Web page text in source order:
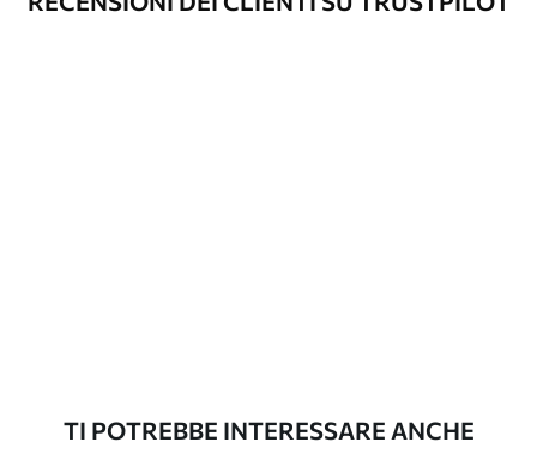
Opzioni
È possibile aggiungere un rivestimento
Standard
TI POTREBBE INTERESSARE ANCHE